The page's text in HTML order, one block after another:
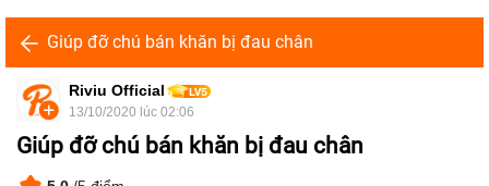
Giúp đỡ chú bán khăn bị đau chân
Riviu Official
13/10/2020 lúc 02:06
Giúp đỡ chú bán khăn bị đau chân